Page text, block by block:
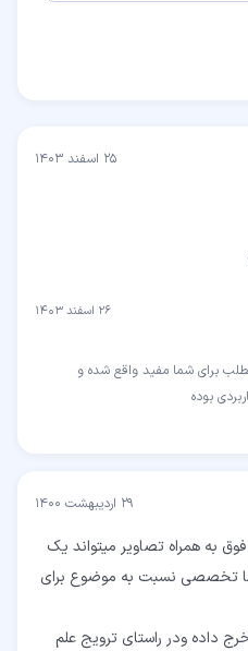
۲۵ اسفند ۱۴۰۳
۲۶ اسفند ۱۴۰۳
برای شما مفید واقع شده و
۲۹ اردیبهشت ۱۴۰۰
به همراه تصاویر میتواند یک
تخصصی نسبت به موضوع برای
داده ودر راستای ترویج علم